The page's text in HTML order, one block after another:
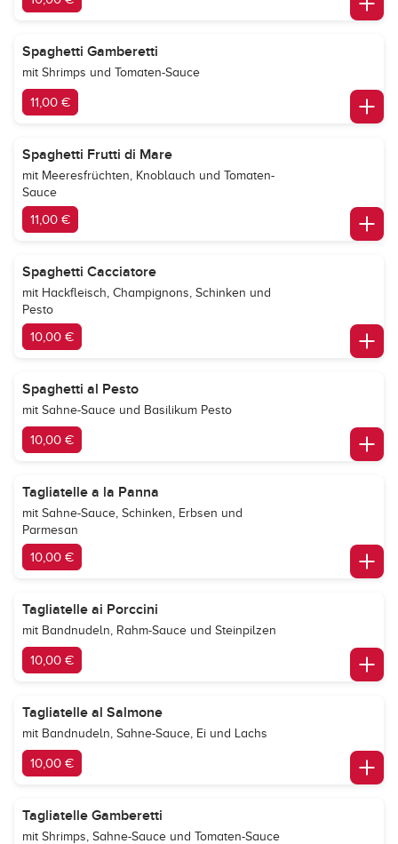
Spaghetti Gamberetti
mit Shrimps und Tomaten-Sauce
11,00 €
Spaghetti Frutti di Mare
mit Meeresfrüchten, Knoblauch und Tomaten-
Sauce
11,00 €
Spaghetti Cacciatore
mit Hackfleisch, Champignons, Schinken und
Pesto
10,00 €
Spaghetti al Pesto
mit Sahne-Sauce und Basilikum Pesto
10,00 €
Tagliatelle a la Panna
mit Sahne-Sauce, Schinken, Erbsen und
Parmesan
10,00 €
Tagliatelle ai Porccini
mit Bandnudeln, Rahm-Sauce und Steinpilzen
10,00 €
Tagliatelle al Salmone
mit Bandnudeln, Sahne-Sauce, Ei und Lachs
10,00 €
Tagliatelle Gamberetti
mit Shrimps, Sahne-Sauce und Tomaten-Sauce